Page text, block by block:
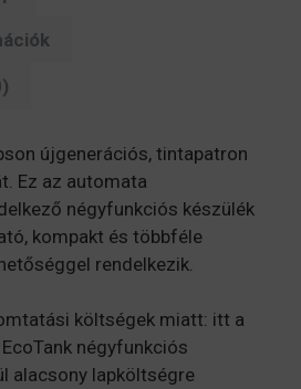
újgenerációs, tintapatron
Ez az automata
négyfunkciós készülék
kompakt és többféle
rendelkezik.
költségek miatt: itt a
négyfunkciós
alacsony lapköltségre